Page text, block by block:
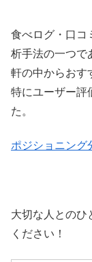
食べログ・口コ
析手法の一つで
軒の中からおす
特にユーザー評
た。
ポジショニング
大切な人とのひ
ください！